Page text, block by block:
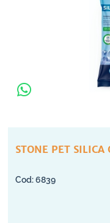
STONE PET SILICA
6839